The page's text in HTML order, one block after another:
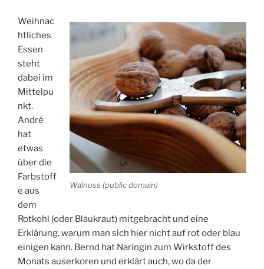
Walnuss (public domain)
Weihnac
htliches
Essen
steht
dabei im
Mittelpu
nkt.
André
hat
etwas
über die
Farbstoff
e aus
dem
Rotkohl (oder Blaukraut) mitgebracht und eine
Erklärung, warum man sich hier nicht auf rot oder blau
einigen kann. Bernd hat Naringin zum Wirkstoff des
Monats auserkoren und erklärt auch, wo da der